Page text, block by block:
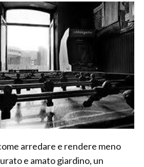
arredare e rendere meno
e amato giardino, un